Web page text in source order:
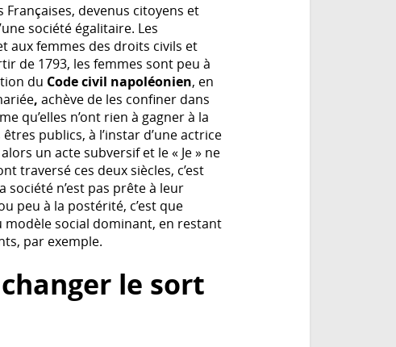
Françaises, devenus citoyens et
société égalitaire. Les
aux femmes des droits civils et
de 1793, les femmes sont peu à
du Code civil napoléonien, en
, achève de les confiner dans
qu’elles n’ont rien à gagner à la
publics, à l’instar d’une actrice
un acte subversif et le « Je » ne
traversé ces deux siècles, c’est
société n’est pas prête à leur
peu à la postérité, c’est que
modèle social dominant, en restant
par exemple.
le sort